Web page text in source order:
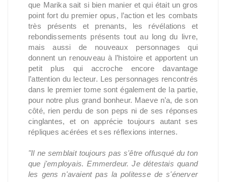
que Marika sait si bien manier et qui était un gros
point fort du premier opus, l’action et les combats
très présents et prenants, les révélations et
rebondissements présents tout au long du livre,
mais aussi de nouveaux personnages qui
donnent un renouveau à l’histoire et apportent un
petit plus qui accroche encore davantage
l’attention du lecteur. Les personnages rencontrés
dans le premier tome sont également de la partie,
pour notre plus grand bonheur. Maeve n’a, de son
côté, rien perdu de son peps ni de ses réponses
cinglantes, et on apprécie toujours autant ses
répliques acérées et ses réflexions internes.
"Il ne semblait toujours pas s'être offusqué du ton
que j'employais. Emmerdeur. Je détestais quand
les gens n'avaient pas la politesse de s'énerver